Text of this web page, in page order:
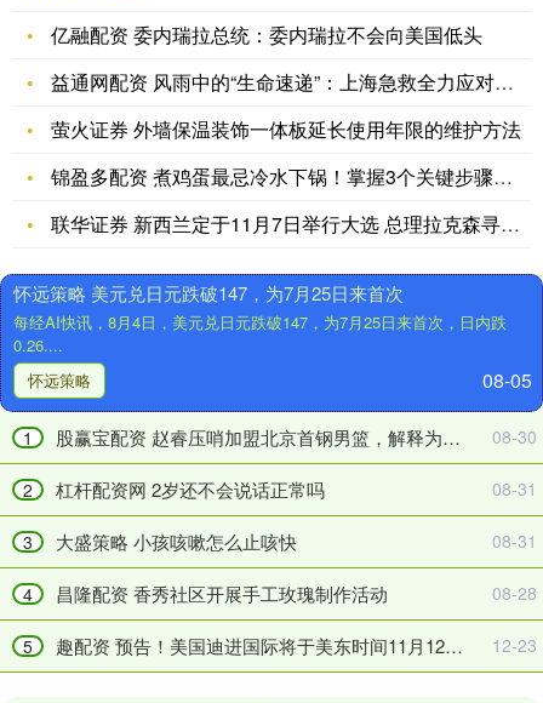
亿融配资 委内瑞拉总统：委内瑞拉不会向美国低头
益通网配资 风雨中的“生命速递”：上海急救全力应对台风“竹节
萤火证券 外墙保温装饰一体板延长使用年限的维护方法
锦盈多配资 煮鸡蛋最忌冷水下锅！掌握3个关键步骤，鸡蛋鲜嫩不
联华证券 新西兰定于11月7日举行大选 总理拉克森寻求连任
配
WTI
5
月
原
油
期
货
收
跌
0.11
美
元
跌
幅
0.16%
海
要
知：
月，
涉
及
2.5
万
余
户
家
庭！
一
区
刚
刚
公
告
怀远策略 美元兑日元跌破147，为7月25日来首次
每经AI快讯，8月4日，美元兑日元跌破147，为7月25日来首次，日内跌
0.26....
怀远策略
08-05
1 股赢宝配资 赵睿压哨加盟北京首钢男篮，解释为何选择24号球衣 08-30
2 杠杆配资网 2岁还不会说话正常吗 08-31
3 大盛策略 小孩咳嗽怎么止咳快 08-31
4 昌隆配资 香秀社区开展手工玫瑰制作活动 08-28
5 趣配资 预告！美国迪进国际将于美东时间11月12日盘后披露财报 12-23